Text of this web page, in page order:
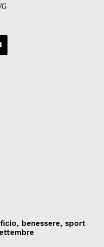
benessere, sport